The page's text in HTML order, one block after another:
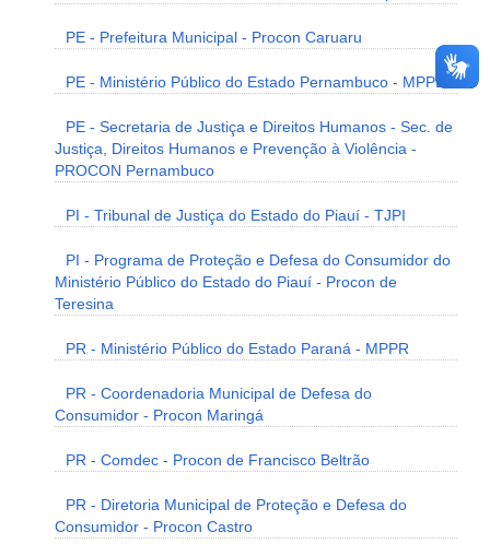
PE - Prefeitura Municipal - Procon Caruaru
PE - Ministério Público do Estado Pernambuco - MPPE
PE - Secretaria de Justiça e Direitos Humanos - Sec. de
Justiça, Direitos Humanos e Prevenção à Violência -
PROCON Pernambuco
PI - Tribunal de Justiça do Estado do Piauí - TJPI
PI - Programa de Proteção e Defesa do Consumidor do
Ministério Público do Estado do Piauí - Procon de
Teresina
PR - Ministério Público do Estado Paraná - MPPR
PR - Coordenadoria Municipal de Defesa do
Consumidor - Procon Maringá
PR - Comdec - Procon de Francisco Beltrão
PR - Diretoria Municipal de Proteção e Defesa do
Consumidor - Procon Castro